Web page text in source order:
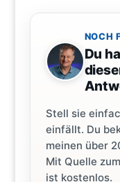
NOCH
Du
Stell sie
einfällt. Du
meinen über
Mit Quelle
ist kostenlos.